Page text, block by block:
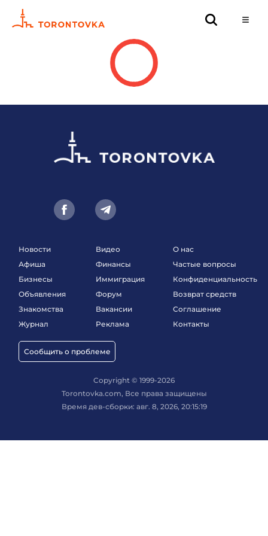
Новости
Афиша
Бизнесы
Объявления
Знакомства
Журнал
Сообщить о проблеме
Видео
Финансы
Иммиграция
Форум
Вакансии
Реклама
О нас
Частые вопросы
Конфиденциальность
Возврат средств
Соглашение
Контакты
Copyright © 1999-2026
Torontovka.com, Все права защищены
Время дев-сборки: авг. 8, 2026, 20:15:19